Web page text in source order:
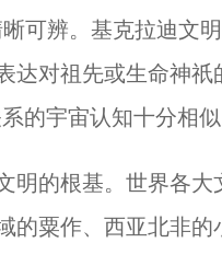
晰可辨。基克拉迪文
达对祖先或生命神
的宇宙认知十分相
的根基。世界各
的粟作、西亚北非